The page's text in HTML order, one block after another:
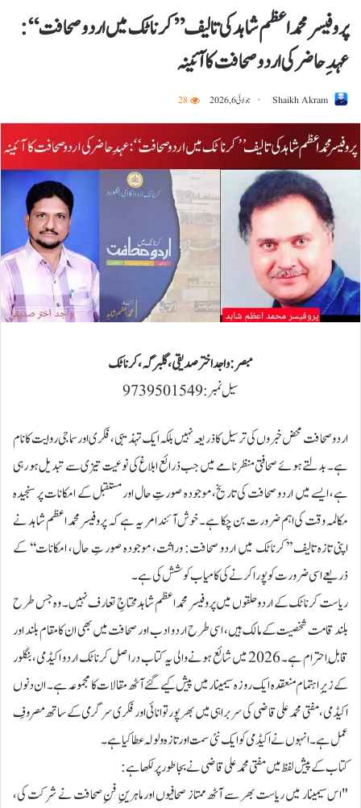
پروفیسر محمد اعظم شاہد کی تالیف ’’کرناٹک میں اردو صحافت‘‘:
عہدِ حاضر کی اردو صحافت کا آئینہ
Shaikh Akram جولائی 6, 2026 28
مبصر: واجد اختر صدیقی، گلبرگہ، کرناٹک
سیل نمبر: 9739501549
اردو صحافت محض خبروں کی ترسیل کا ذریعہ نہیں بلکہ ایک تہذیبی، فکری اور سماجی روایت کا نام
ہے۔ بدلتے ہوئے صحافتی منظرنامے میں جب ذرائع ابلاغ کی نوعیت تیزی سے تبدیل ہو رہی
ہے، ایسے میں اردو صحافت کی تاریخ، موجودہ صورتِ حال اور مستقبل کے امکانات پر سنجیدہ
مکالمہ وقت کی اہم ضرورت بن چکا ہے۔ خوش آئند امر یہ ہے کہ پروفیسر محمد اعظم شاہد نے
اپنی تازہ تالیف ’’کرناٹک میں اردو صحافت: وراثت، موجودہ صورتِ حال، امکانات‘‘ کے
ذریعے اسی ضرورت کو پورا کرنے کی کامیاب کوشش کی ہے۔
ریاست کرناٹک کے اردو حلقوں میں پروفیسر محمد اعظم شاہد محتاجِ تعارف نہیں۔ وہ جس طرح
بلند قامت شخصیت کے مالک ہیں، اسی طرح اردو ادب اور صحافت میں بھی ان کا مقام بلند اور
قابلِ احترام ہے۔ 2026 میں شائع ہونے والی یہ کتاب دراصل کرناٹک اردو اکیڈمی، بنگلور
کے زیرِ اہتمام منعقدہ ایک روزہ سیمینار میں پیش کیے گئے آٹھ مقالات کا مجموعہ ہے۔ ان دنوں
اکیڈمی، مفتی محمد علی قاضی کی سربراہی میں بھرپور توانائی اور فکری سرگرمی کے ساتھ مصروفِ
عمل ہے۔ انہوں نے اکیڈمی کو ایک نئی سمت اور تازہ ولولہ عطا کیا ہے۔
کتاب کے پیش لفظ میں مفتی محمد علی قاضی نے بجا طور پر لکھا ہے:
"اس سیمینار میں ریاست بھر سے آٹھ ممتاز صحافیوں اور ماہرینِ فنِ صحافت نے شرکت کی،